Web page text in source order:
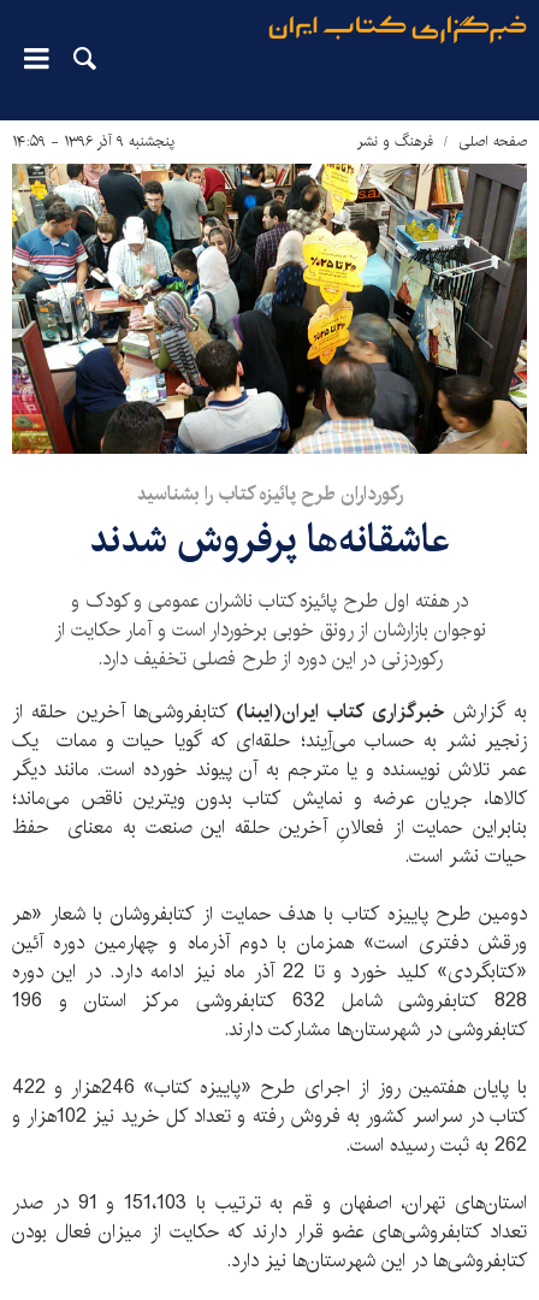
صفحه اصلی فرهنگ و نشر پنجشنبه ۹ آذر ۱۳۹۶ - ۱۴:۵۹
رکورداران طرح پائیزه کتاب را بشناسید
عاشقانه‌ها پرفروش شدند
در هفته اول طرح پائیزه کتاب ناشران عمومی و کودک و
نوجوان بازارشان از رونق خوبی برخوردار است و آمار حکایت از
رکوردزنی در این دوره از طرح فصلی تخفیف دارد.
به گزارشخبرگزاری کتاب ایران‌(ایبنا) کتابفروشی‌ها آخرین حلقه از
زنجیر نشر به حساب می‌آِیند؛ حلقه‌ای که گویا حیات و ممات یک
عمر تلاش نویسنده و یا مترجم به آن پیوند خورده است. مانند دیگر
کالا‌ها، جریان عرضه و نمایش کتاب بدون ویترین ناقص می‌ماند؛
بنابراین حمایت از فعالانِ آخرین حلقه این صنعت به معنای حفظ
حیات نشر است.
دومین طرح پاییزه کتاب با هدف حمایت از کتابفروشان با شعار «هر
ورقش دفتری است» همزمان با دوم آذر‌ماه و چهارمین دوره آئین
«کتابگردی» کلید خورد و تا 22 آذر ماه نیز ادامه دارد. در این دوره
828 کتابفروشی شامل 632 کتابفروشی مرکز استان و 196
کتابفروشی در شهرستان‌ها مشارکت دارند.
با پایان هفتمین روز از اجرای طرح «پاییزه کتاب» 246هزار و 422
کتاب در سراسر کشور به فروش رفته و تعداد کل خرید نیز 102هزار و
262 به ثبت رسیده است.
استان‌‌های تهران، اصفهان و قم به ترتیب با 151،‌103 و 91 در صدر
تعداد کتابفروشی‌های عضو قرار دارند که حکایت از میزان فعال بودن
کتابفروشی‌ها در این شهرستان‌ها نیز دارد.